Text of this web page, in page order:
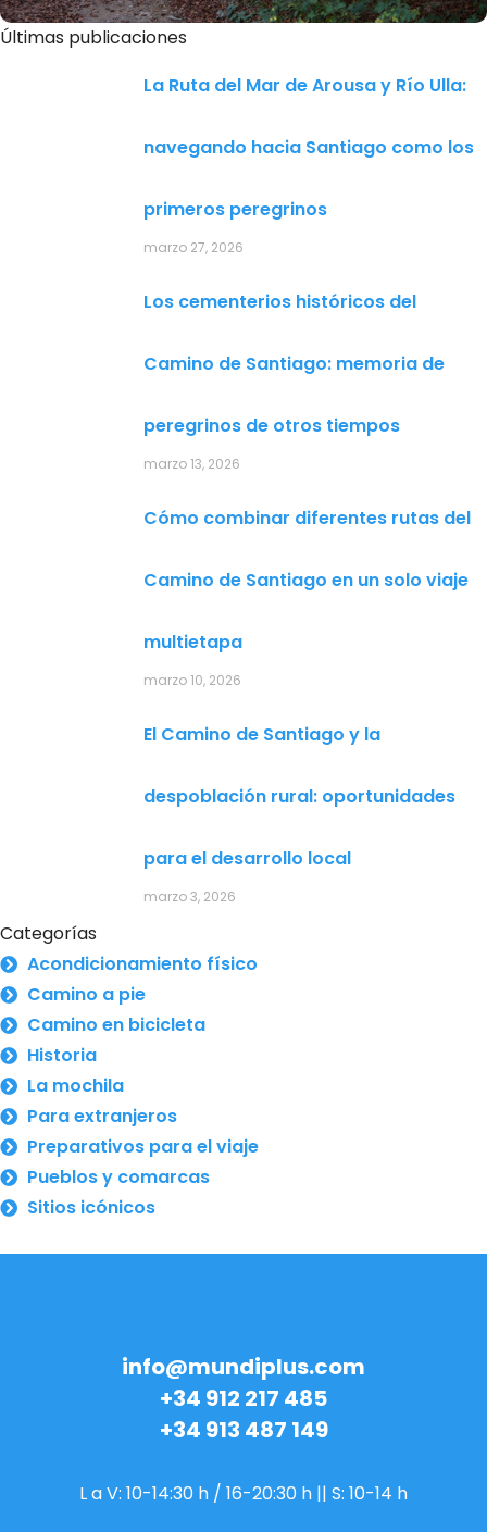
Últimas publicaciones
La Ruta del Mar de Arousa y Río Ulla:
navegando hacia Santiago como los
primeros peregrinos
marzo 27, 2026
Los cementerios históricos del
Camino de Santiago: memoria de
peregrinos de otros tiempos
marzo 13, 2026
Cómo combinar diferentes rutas del
Camino de Santiago en un solo viaje
multietapa
marzo 10, 2026
El Camino de Santiago y la
despoblación rural: oportunidades
para el desarrollo local
marzo 3, 2026
Categorías
Acondicionamiento físico
Camino a pie
Camino en bicicleta
Historia
La mochila
Para extranjeros
Preparativos para el viaje
Pueblos y comarcas
Sitios icónicos
info@mundiplus.com
+34 912 217 485
+34 913 487 149
L a V: 10-14:30 h / 16-20:30 h || S: 10-14 h